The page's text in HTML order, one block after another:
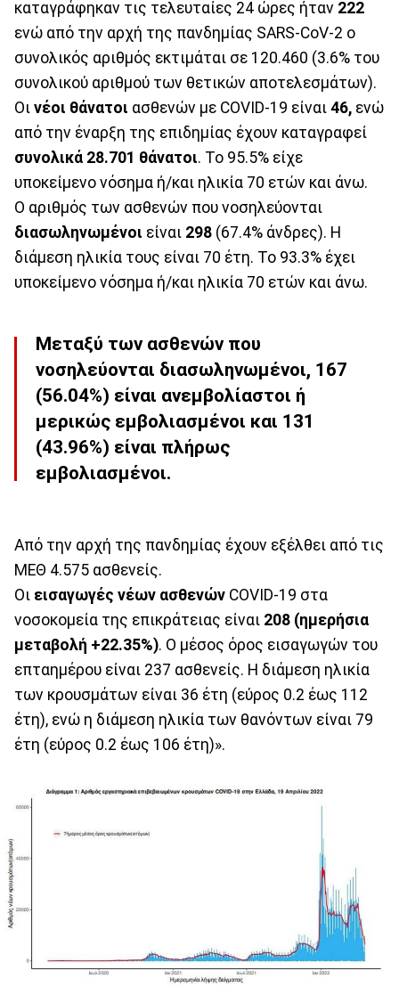
καταγράφηκαν τις τελευταίες 24 ώρες ήταν 222
ενώ από την αρχή της πανδημίας SARS-CoV-2 ο
συνολικός αριθμός εκτιμάται σε 120.460 (3.6% του
συνολικού αριθμού των θετικών αποτελεσμάτων).
Οι νέοι θάνατοι ασθενών με COVID-19 είναι 46, ενώ
από την έναρξη της επιδημίας έχουν καταγραφεί
συνολικά 28.701 θάνατοι. Το 95.5% είχε
υποκείμενο νόσημα ή/και ηλικία 70 ετών και άνω.
Ο αριθμός των ασθενών που νοσηλεύονται
διασωληνωμένοι είναι 298 (67.4% άνδρες). Η
διάμεση ηλικία τους είναι 70 έτη. To 93.3% έχει
υποκείμενο νόσημα ή/και ηλικία 70 ετών και άνω.
Μεταξύ των ασθενών που
νοσηλεύονται διασωληνωμένοι, 167
(56.04%) είναι ανεμβολίαστοι ή
μερικώς εμβολιασμένοι και 131
(43.96%) είναι πλήρως
εμβολιασμένοι.
Από την αρχή της πανδημίας έχουν εξέλθει από τις
ΜΕΘ 4.575 ασθενείς.
Οι εισαγωγές νέων ασθενών COVID-19 στα
νοσοκομεία της επικράτειας είναι 208 (ημερήσια
μεταβολή +22.35%). Ο μέσος όρος εισαγωγών του
επταημέρου είναι 237 ασθενείς. Η διάμεση ηλικία
των κρουσμάτων είναι 36 έτη (εύρος 0.2 έως 112
έτη), ενώ η διάμεση ηλικία των θανόντων είναι 79
έτη (εύρος 0.2 έως 106 έτη)».